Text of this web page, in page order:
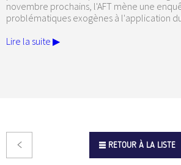
novembre prochains, l'AFT mène une
problématiques exogènes à l'application
Lire la suite ▶
RETOUR À LA LISTE